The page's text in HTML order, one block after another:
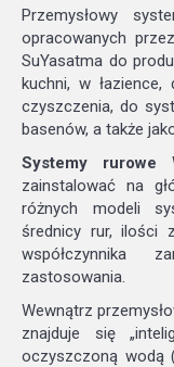
Przemysłowy
opracowanych przez
SuYasatma do
kuchni, w
czyszczenia, do
basenów, a także
Systemy rurowe
zainstalować na
różnych modeli
średnicy rur, ilości
współczynnika
zastosowania.
Wewnątrz
znajduje się
oczyszczoną wodą